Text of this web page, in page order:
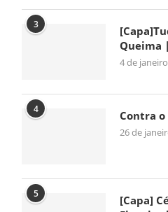
3
Queima
4 de
4 Contra o
26 de
5
[Capa]